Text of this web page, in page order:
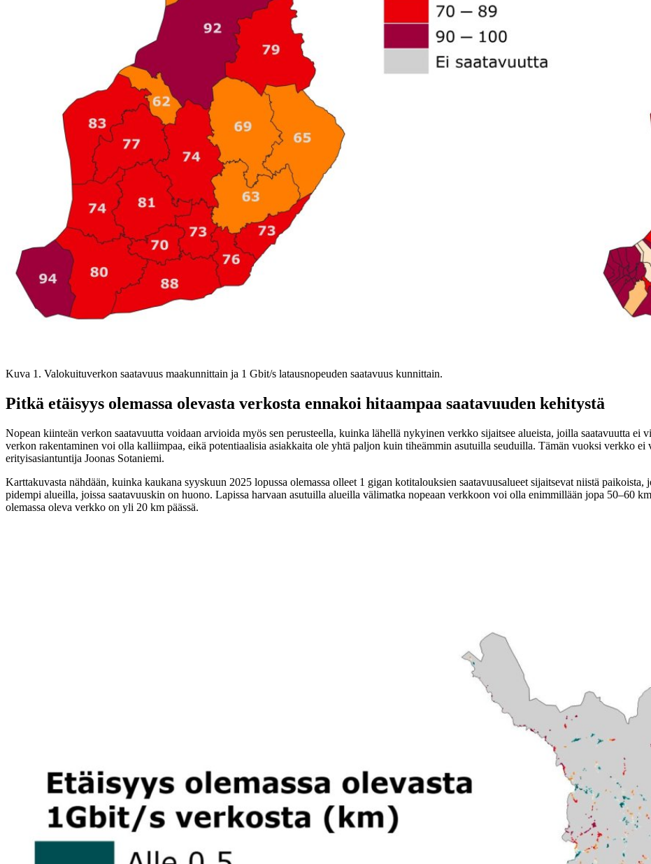
Kuva 1. Valokuituverkon saatavuus maakunnittain ja 1 Gbit/s latausnopeuden saatavuus kunnittain.
Pitkä etäisyys olemassa olevasta verkosta ennakoi hitaampaa saatavuuden kehitystä
Nopean kiinteän verkon saatavuutta voidaan arvioida myös sen perusteella, kuinka lähellä nykyinen verkko sijaitsee alueista, joilla saatavuutta ei
verkon rakentaminen voi olla kalliimpaa, eikä potentiaalisia asiakkaita ole yhtä paljon kuin tiheämmin asutuilla seuduilla. Tämän vuoksi verkko ei
erityisasiantuntija Joonas Sotaniemi.
Karttakuvasta nähdään, kuinka kaukana syyskuun 2025 lopussa olemassa olleet 1 gigan kotitalouksien saatavuusalueet sijaitsevat niistä
pidempi alueilla, joissa saatavuuskin on huono. Lapissa harvaan asutuilla alueilla välimatka nopeaan verkkoon voi olla enimmillään jopa 50–60
olemassa oleva verkko on yli 20 km päässä.